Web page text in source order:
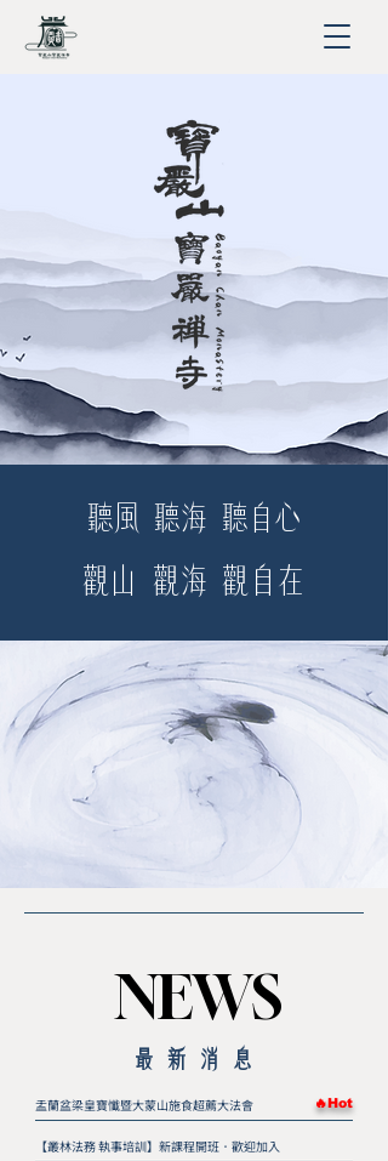
​聽風 聽海 聽自心
觀山 觀海 觀自在
NEWS
NEWS
最新消息
🔥Hot
盂蘭盆梁皇寶懺暨大蒙山施食超薦大法會
【叢林法務 執事培訓】新課程開班．歡迎加入